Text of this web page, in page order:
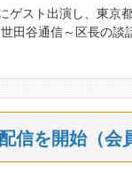
ゲスト出演し、東京
田谷通信～区長の談
信を開始（会